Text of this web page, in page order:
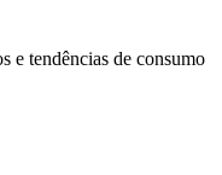
e tendências de consumo